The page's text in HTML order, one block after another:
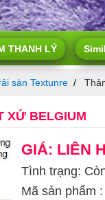
THANH LÝ
sàn Textunre
XỨ BELGIUM
GIÁ: LIÊN
Tình trạng:
Mã sản phẩm :